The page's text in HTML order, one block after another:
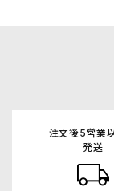
注文後5営業
発送